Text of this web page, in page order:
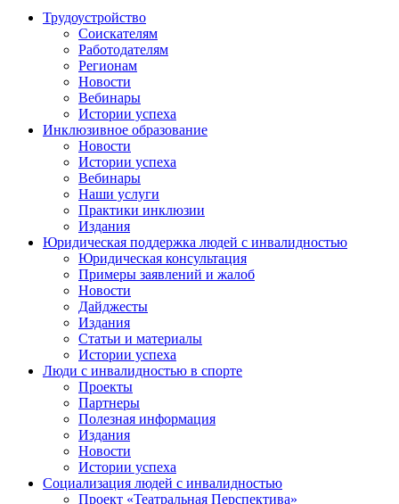
Трудоустройство
Соискателям
Работодателям
Регионам
Новости
Вебинары
Истории успеха
Инклюзивное образование
Новости
Истории успеха
Вебинары
Наши услуги
Практики инклюзии
Издания
Юридическая поддержка людей с инвалидностью
Юридическая консультация
Примеры заявлений и жалоб
Новости
Дайджесты
Издания
Статьи и материалы
Истории успеха
Люди с инвалидностью в спорте
Проекты
Партнеры
Полезная информация
Издания
Новости
Истории успеха
Социализация людей с инвалидностью
Проект «Театральная Перспектива»